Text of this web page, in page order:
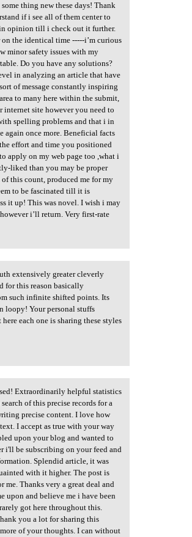
thing new these days! Thank
if i see all of them center to
opinion till i check out it further.
the identical time -----i’m curious
minor safety issues with my
Do you have any solutions?
in analyzing an article that have
of message constantly inspiring
to many here within the submit,
site however you need to
spelling problems and that i in
once more. Beneficial facts
effort and time you positioned
apply on my web page too ,what i
liked than you may be proper
this count, produced me for my
to be fascinated till it is
it up! This was novel. I wish i may
i’ll return. Very first-rate
extensively greater cleverly
for this reason basically
such infinite shifted points. Its
loopy! Your personal stuffs
each one is sharing these styles
Extraordinarily helpful statistics
of this precise records for a
precise content. I love how
I accept as true with your way
upon your blog and wanted to
i'll be subscribing on your feed and
Splendid article, it was
with it higher. The post is
Thanks very a great deal and
upon and believe me i have been
got here throughout this.
you a lot for sharing this
of your thoughts. I can without